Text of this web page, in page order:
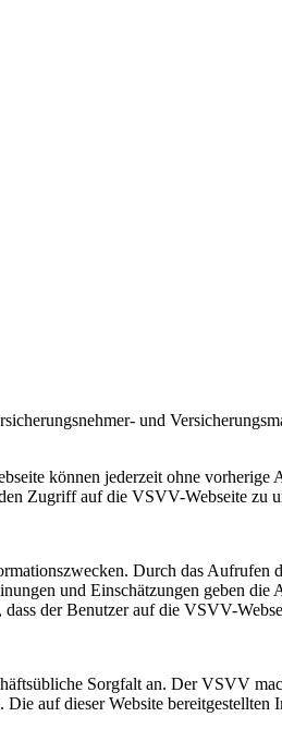
und
können jederzeit ohne
Zugriff auf die VSVV-Webseite zu
Durch das
und Einschätzungen geben
der Benutzer auf die VSVV-
Sorgfalt an. Der VSVV
auf dieser Website